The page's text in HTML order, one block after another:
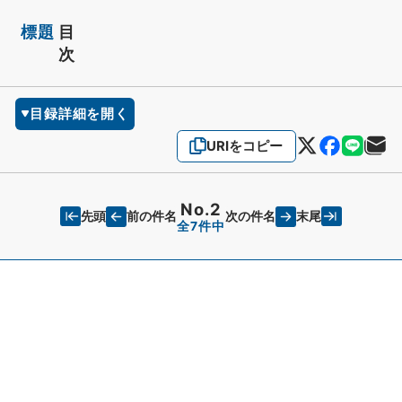
標題 目
次
目録詳細を開く
URIをコピー
先頭 前の件名 No.2
全7件中
次の件名 末尾